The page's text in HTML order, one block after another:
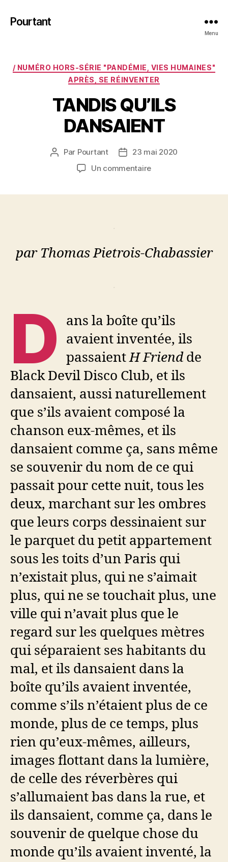
Pourtant
Menu
Catégories
/ NUMÉRO HORS-SÉRIE "PANDÉMIE, VIES HUMAINES"
APRÈS, SE RÉINVENTER
TANDIS QU’ILS
DANSAIENT
Auteur
l’article
Par Pourtant
Date23 mai 2020
Un commentairesur
.
par Thomas Pietrois-Chabassier
.
D
ans la boîte qu’ils
avaient inventée, ils
passaientH Friend de
Black Devil Disco Club, et ils
dansaient, aussi naturellement
que s’ils avaient composé la
chanson eux-mêmes, et ils
dansaient comme ça, sans même
se souvenir du nom de ce qui
passait pour cette nuit, tous les
deux, marchant sur les ombres
que leurs corps dessinaient sur
le parquet du petit appartement
sous les toits d’un Paris qui
n’existait plus, qui ne s’aimait
plus, qui ne se touchait plus, une
ville qui n’avait plus que le
regard sur les quelques mètres
qui séparaient ses habitants du
mal, et ils dansaient dans la
boîte qu’ils avaient inventée,
comme s’ils n’étaient plus de ce
monde, plus de ce temps, plus
rien qu’eux-mêmes, ailleurs,
images flottant dans la lumière,
de celle des réverbères qui
s’allumaient bas dans la rue, et
ils dansaient, comme ça, dans le
souvenir de quelque chose du
monde qu’ils avaient inventé, la